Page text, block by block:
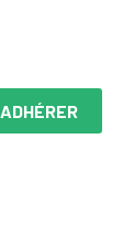
ADHÉRER